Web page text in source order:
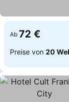
Ab 72 €
Preise von 20